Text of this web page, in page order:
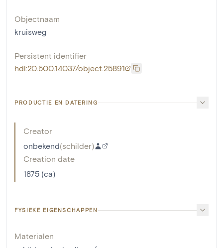
Objectnaam
kruisweg
Persistent identifier
hdl:20.500.14037/object.25891
PRODUCTIE EN DATERING
Creator
onbekend(schilder)
Creation date
1875 (ca)
FYSIEKE EIGENSCHAPPEN
Materialen